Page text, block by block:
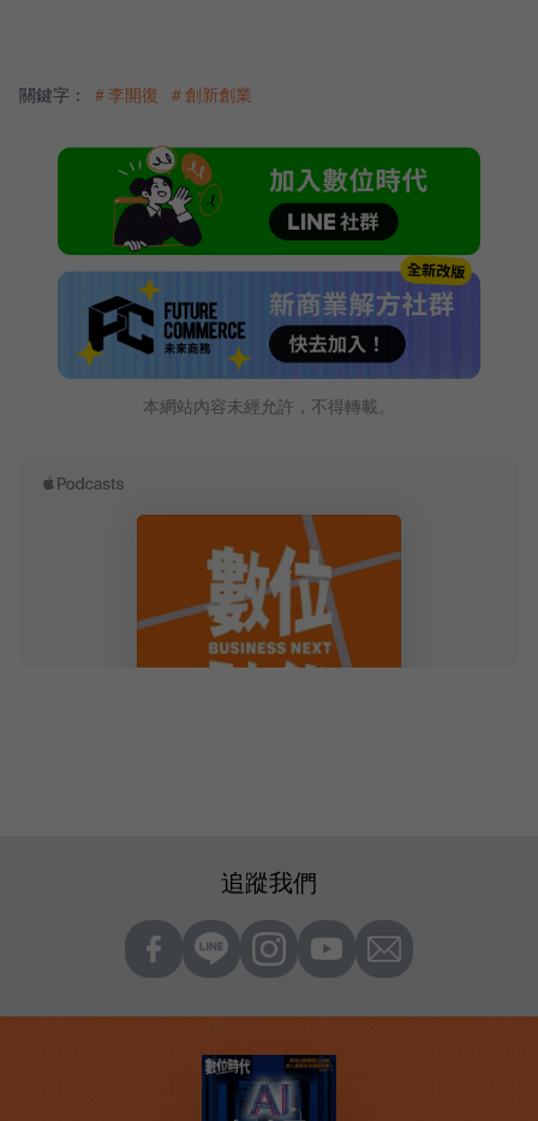
關鍵字： ＃李開復 ＃創新創業
本網站內容未經允許，不得轉載。
追蹤我們